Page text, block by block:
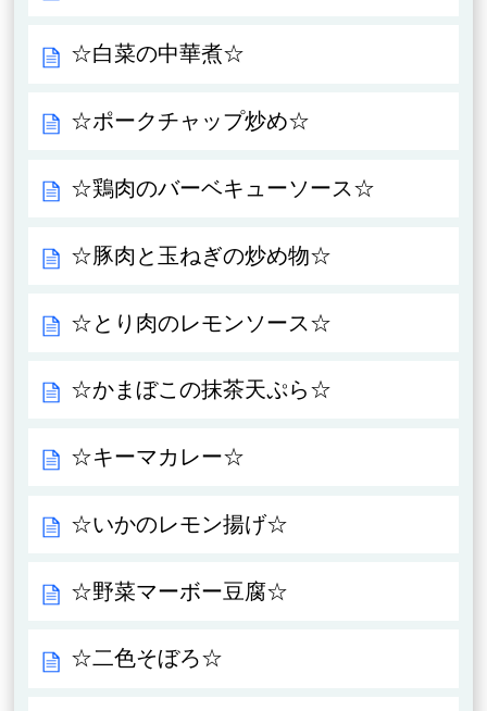
☆白菜の中華煮☆
☆ポークチャップ炒め☆
☆鶏肉のバーベキューソース☆
☆豚肉と玉ねぎの炒め物☆
☆とり肉のレモンソース☆
☆かまぼこの抹茶天ぷら☆
☆キーマカレー☆
☆いかのレモン揚げ☆
☆野菜マーボー豆腐☆
☆二色そぼろ☆